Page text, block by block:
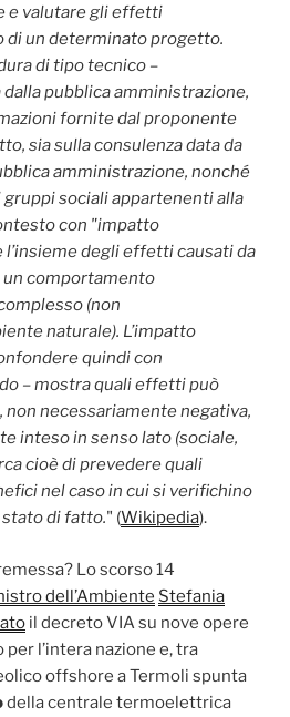
e valutare gli effetti
di un determinato progetto.
di tipo tecnico –
pubblica amministrazione,
fornite dal proponente
sia sulla consulenza data da
amministrazione, nonché
sociali appartenenti alla
con "impatto
degli effetti causati da
un comportamento
(non
naturale). L’impatto
quindi con
– mostra quali effetti può
necessariamente negativa,
inteso in senso lato (sociale,
cioè di prevedere quali
nel caso in cui si verifichino
di fatto." (Wikipedia).
Lo scorso 14
dell’Ambiente Stefania
il decreto VIA su nove opere
l’intera nazione e, tra
offshore a Termoli spunta
della centrale termoelettrica